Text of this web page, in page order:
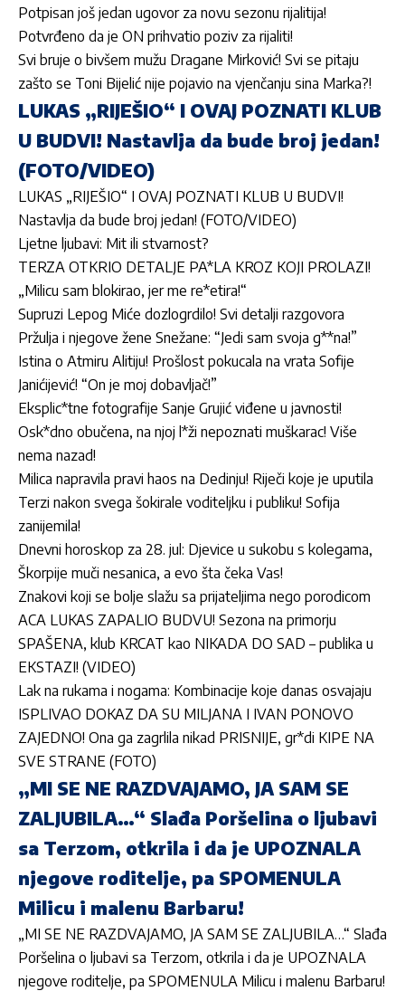
Potpisan još jedan ugovor za novu sezonu rijalitija!
Potvrđeno da je ON prihvatio poziv za rijaliti!
Svi bruje o bivšem mužu Dragane Mirković! Svi se pitaju
zašto se Toni Bijelić nije pojavio na vjenčanju sina Marka?!
LUKAS „RIJEŠIO“ I OVAJ POZNATI KLUB
U BUDVI! Nastavlja da bude broj jedan!
(FOTO/VIDEO)
LUKAS „RIJEŠIO“ I OVAJ POZNATI KLUB U BUDVI!
Nastavlja da bude broj jedan! (FOTO/VIDEO)
Ljetne ljubavi: Mit ili stvarnost?
TERZA OTKRIO DETALJE PA*LA KROZ KOJI PROLAZI!
„Milicu sam blokirao, jer me re*etira!“
Supruzi Lepog Miće dozlogrdilo! Svi detalji razgovora
Pržulja i njegove žene Snežane: “Jedi sam svoja g**na!”
Istina o Atmiru Alitiju! Prošlost pokucala na vrata Sofije
Janićijević! “On je moj dobavljač!”
Eksplic*tne fotografije Sanje Grujić viđene u javnosti!
Osk*dno obučena, na njoj l*ži nepoznati muškarac! Više
nema nazad!
Milica napravila pravi haos na Dedinju! Riječi koje je uputila
Terzi nakon svega šokirale voditeljku i publiku! Sofija
zanijemila!
Dnevni horoskop za 28. jul: Djevice u sukobu s kolegama,
Škorpije muči nesanica, a evo šta čeka Vas!
Znakovi koji se bolje slažu sa prijateljima nego porodicom
ACA LUKAS ZAPALIO BUDVU! Sezona na primorju
SPAŠENA, klub KRCAT kao NIKADA DO SAD – publika u
EKSTAZI! (VIDEO)
Lak na rukama i nogama: Kombinacije koje danas osvajaju
ISPLIVAO DOKAZ DA SU MILJANA I IVAN PONOVO
ZAJEDNO! Ona ga zagrlila nikad PRISNIJE, gr*di KIPE NA
SVE STRANE (FOTO)
„MI SE NE RAZDVAJAMO, JA SAM SE
ZALJUBILA…“ Slađa Poršelina o ljubavi
sa Terzom, otkrila i da je UPOZNALA
njegove roditelje, pa SPOMENULA
Milicu i malenu Barbaru!
„MI SE NE RAZDVAJAMO, JA SAM SE ZALJUBILA…“ Slađa
Poršelina o ljubavi sa Terzom, otkrila i da je UPOZNALA
njegove roditelje, pa SPOMENULA Milicu i malenu Barbaru!